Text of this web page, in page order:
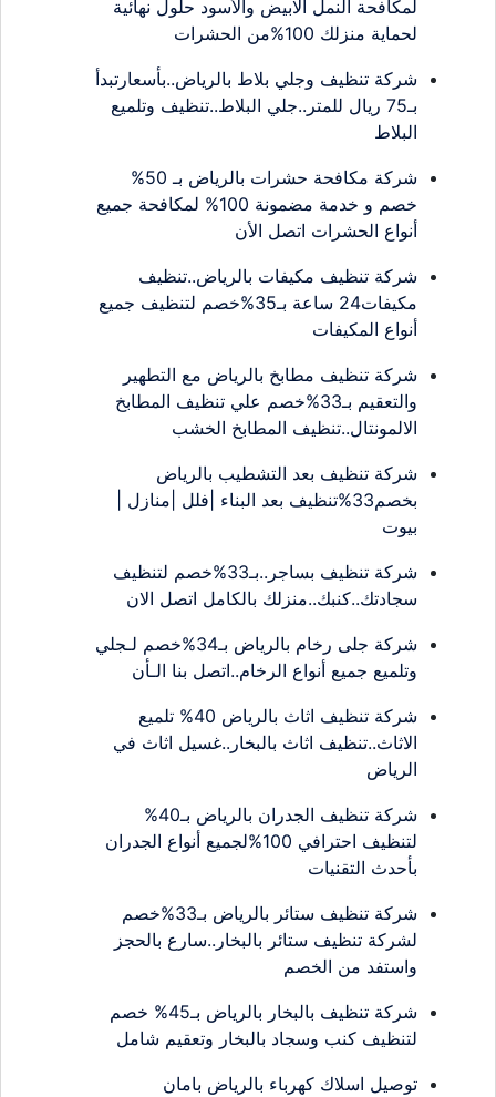
لمكافحة النمل الابيض والأسود حلول نهائية
لحماية منزلك 100%من الحشرات
شركة تنظيف وجلي بلاط بالرياض..بأسعارتبدأ
بـ75 ريال للمتر..جلي البلاط..تنظيف وتلميع
البلاط
شركة مكافحة حشرات بالرياض بـ 50%
خصم و خدمة مضمونة 100% لمكافحة جميع
أنواع الحشرات اتصل الأن
شركة تنظيف مكيفات بالرياض..تنظيف
مكيفات24 ساعة بـ35%خصم لتنظيف جميع
أنواع المكيفات
شركة تنظيف مطابخ بالرياض مع التطهير
والتعقيم بـ33%خصم علي تنظيف المطابخ
الالمونتال..تنظيف المطابخ الخشب
شركة تنظيف بعد التشطيب بالرياض
بخصم33%تنظيف بعد البناء |فلل |منازل |
بيوت
شركة تنظيف بساجر..بـ33%خصم لتنظيف
سجادتك..كنبك..منزلك بالكامل اتصل الان
شركة جلى رخام بالرياض بـ34%خصم لـجلي
وتلميع جميع أنواع الرخام..اتصل بنا الـأن
شركة تنظيف اثاث بالرياض 40% تلميع
الاثاث..تنظيف اثاث بالبخار..غسيل اثاث في
الرياض
شركة تنظيف الجدران بالرياض بـ40%
لتنظيف احترافي 100%لجميع أنواع الجدران
بأحدث التقنيات
شركة تنظيف ستائر بالرياض بـ33%خصم
لشركة تنظيف ستائر بالبخار..سارع بالحجز
واستفد من الخصم
شركة تنظيف بالبخار بالرياض بـ45% خصم
لتنظيف كنب وسجاد بالبخار وتعقيم شامل
توصيل اسلاك كهرباء بالرياض بامان